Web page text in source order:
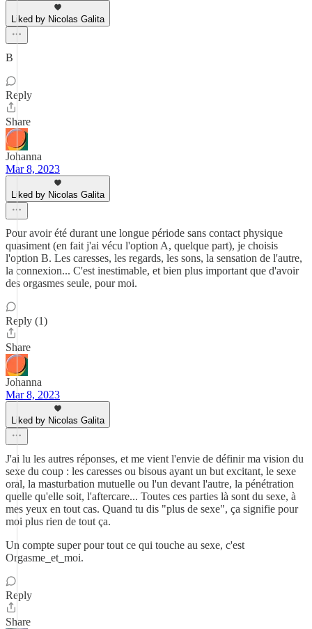
Liked by Nicolas Galita
B
Reply
Share
Johanna
Mar 8, 2023
Liked by Nicolas Galita
Pour avoir été durant une longue période sans contact physique
quasiment (en fait j'ai vécu l'option A, quelque part), je choisis
l'option B. Les caresses, les regards, les sons, la sensation de l'autre,
la connexion... C'est inestimable, et bien plus important que d'avoir
des orgasmes seule, pour moi.
Reply (1)
Share
Johanna
Mar 8, 2023
Liked by Nicolas Galita
J'ai lu les autres réponses, et me vient l'envie de définir ma vision du
sexe du coup : les caresses ou bisous ayant un but excitant, le sexe
oral, la masturbation mutuelle ou l'un devant l'autre, la pénétration
quelle qu'elle soit, l'aftercare... Toutes ces parties là sont du sexe, à
mes yeux en tout cas. Quand tu dis "plus de sexe", ça signifie pour
moi plus rien de tout ça.
Un compte super pour tout ce qui touche au sexe, c'est
Orgasme_et_moi.
Reply
Share